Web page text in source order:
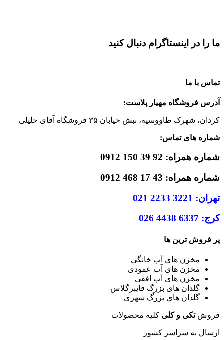
ما را در اینستاگرام دنبال کنید
تماس با ما
آدرس فروشگاه مهیار پلاست:
کردان، شهرک طاووسیه، نبش خیابان ۳۵ فروشگاه آقای خلیلی
شماره های تماس:
شماره همراه: 92 39 150 0912
شماره همراه: 43 17 468 0912
تهران: 3221 2233 021
کرج: 6337 4438 026
پر فروش ترین ها
مخزن های آب خانگی
مخزن های آب عمودی
مخزن های آب افقی
گلدان های بزرگ فایبرگلاس
گلدان های بزرگ شهری
فروشتکی و کلی کلیه محصولات
ارسال به سراسر کشور